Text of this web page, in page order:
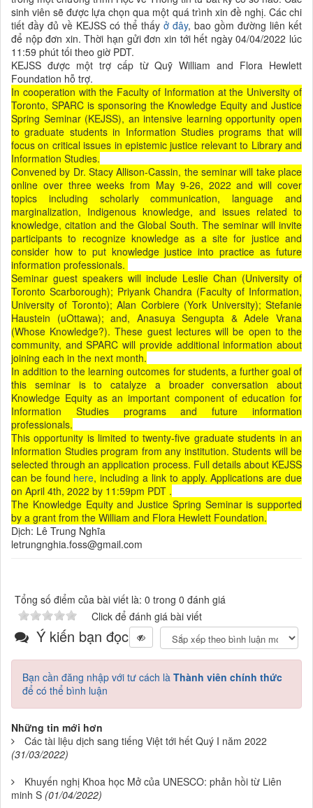
sinh viên sẽ được lựa chọn qua một quá trình xin đề nghị. Các chi
tiết đầy đủ về KEJSS có thể thấy ở đây, bao gồm đường liên kết
để nộp đơn xin. Thời hạn gửi đơn xin tới hết ngày 04/04/2022 lúc
11:59 phút tối theo giờ PDT.
KEJSS được một trợ cấp từ Quỹ William and Flora Hewlett
Foundation hỗ trợ.
In cooperation with the Faculty of Information at the University of
Toronto, SPARC is sponsoring the Knowledge Equity and Justice
Spring Seminar (KEJSS), an intensive learning opportunity open
to graduate students in Information Studies programs that will
focus on critical issues in epistemic justice relevant to Library and
Information Studies.
Convened by Dr. Stacy Allison-Cassin, the seminar will take place
online over three weeks from May 9-26, 2022 and will cover
topics including scholarly communication, language and
marginalization, Indigenous knowledge, and issues related to
knowledge, citation and the Global South. The seminar will invite
participants to recognize knowledge as a site for justice and
consider how to put knowledge justice into practice as future
information professionals.
Seminar guest speakers will include Leslie Chan (University of
Toronto Scarborough); Priyank Chandra (Faculty of Information,
University of Toronto); Alan Corbiere (York University); Stefanie
Haustein (uOttawa); and, Anasuya Sengupta & Adele Vrana
(Whose Knowledge?). These guest lectures will be open to the
community, and SPARC will provide additional information about
joining each in the next month.
In addition to the learning outcomes for students, a further goal of
this seminar is to catalyze a broader conversation about
Knowledge Equity as an important component of education for
Information Studies programs and future information
professionals.
This opportunity is limited to twenty-five graduate students in an
Information Studies program from any institution. Students will be
selected through an application process. Full details about KEJSS
can be found here, including a link to apply. Applications are due
on April 4th, 2022 by 11:59pm PDT .
The Knowledge Equity and Justice Spring Seminar is supported
by a grant from the William and Flora Hewlett Foundation.
Dịch: Lê Trung Nghĩa
letrungnghia.foss@gmail.com
Tổng số điểm của bài viết là: 0 trong 0 đánh giá
Click để đánh giá bài viết
Ý kiến bạn đọc
Bạn cần đăng nhập với tư cách là Thành viên chính thức
để có thể bình luận
Những tin mới hơn
Các tài liệu dịch sang tiếng Việt tới hết Quý I năm 2022
(31/03/2022)
Khuyến nghị Khoa học Mở của UNESCO: phản hồi từ Liên
minh S (01/04/2022)